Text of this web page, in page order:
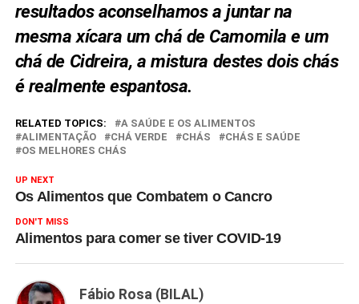
resultados aconselhamos a juntar na
mesma xícara um chá de Camomila e um
chá de Cidreira, a mistura destes dois chás
é realmente espantosa.
RELATED TOPICS:
A SAÚDE E OS ALIMENTOS
ALIMENTAÇÃO
CHÁ VERDE CHÁS
CHÁS E SAÚDE
OS MELHORES CHÁS
UP NEXT
Os Alimentos que Combatem o Cancro
DON'T MISS
Alimentos para comer se tiver COVID-19
Fábio Rosa (BILAL)